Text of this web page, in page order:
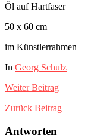
Öl auf Hartfaser
50 x 60 cm
im Künstlerrahmen
In Georg Schulz
WeiterBeitrag
Zurück Beitrag
Antworten